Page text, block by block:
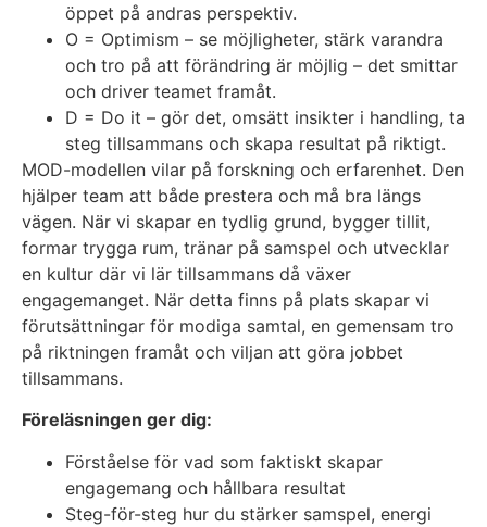
öppet på andras perspektiv.
O = Optimism – se möjligheter, stärk varandra
och tro på att förändring är möjlig – det smittar
och driver teamet framåt.
D = Do it – gör det, omsätt insikter i handling, ta
steg tillsammans och skapa resultat på riktigt.
MOD-modellen vilar på forskning och erfarenhet. Den
hjälper team att både prestera och må bra längs
vägen. När vi skapar en tydlig grund, bygger tillit,
formar trygga rum, tränar på samspel och utvecklar
en kultur där vi lär tillsammans då växer
engagemanget. När detta finns på plats skapar vi
förutsättningar för modiga samtal, en gemensam tro
på riktningen framåt och viljan att göra jobbet
tillsammans.
Föreläsningen ger dig:
Förståelse för vad som faktiskt skapar
engagemang och hållbara resultat
Steg-för-steg hur du stärker samspel, energi